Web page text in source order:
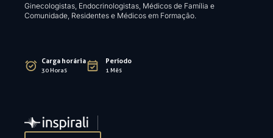
Ginecologistas, Endocrinologistas, Médicos de Família e
Comunidade, Residentes e Médicos em Formação.
Carga horária
30 Horas
Período
1 Mês